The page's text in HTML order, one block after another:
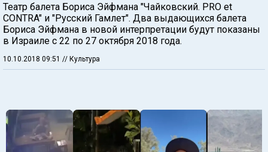
Театр балета Бориса Эйфмана "Чайковский. PRO et
CONTRA" и "Русский Гамлет". Два выдающихся балета
Бориса Эйфмана в новой интерпретации будут показаны
в Израиле c 22 по 27 октября 2018 года.
10.10.2018 09:51 // Культура